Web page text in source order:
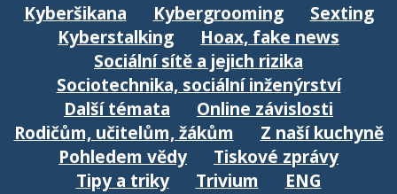
Kyberšikana Kybergrooming
Sexting
Kyberstalking
Hoax, fake news
Sociální sítě a jejich rizika
Sociotechnika, sociální inženýrství
Další témata
Online závislosti
Rodičům, učitelům, žákům
Z naší kuchyně
Pohledem vědy
Tiskové zprávy
Tipy a triky
Trivium ENG